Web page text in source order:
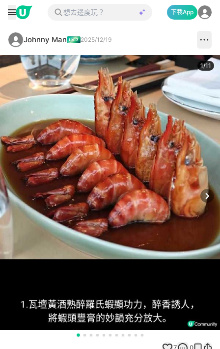
下載App
Johnny Man 2025/12/19
1/11